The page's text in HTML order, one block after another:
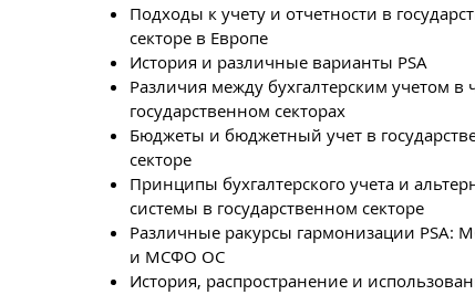
Подходы к учету и отчетности в
секторе в Европе
История и различные варианты PSA
Различия между бухгалтерским учетом в
государственном секторах
Бюджеты и бюджетный учет в
секторе
Принципы бухгалтерского учета и
системы в государственном секторе
Различные ракурсы гармонизации PSA:
и МСФО ОС
История, распространение и